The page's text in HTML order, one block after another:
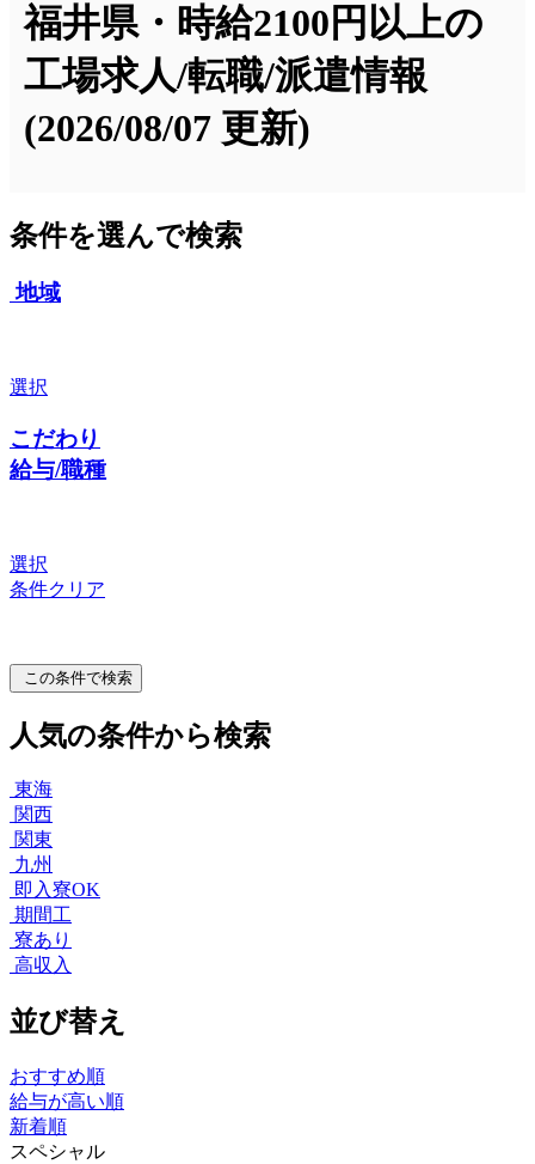
福井県・時給2100円以上の
工場求人/転職/派遣情報
(2026/08/07 更新)
条件を選んで検索
地域
選択
こだわり
給与/職種
選択
条件クリア
この条件で検索
人気の条件から検索
東海
関西
関東
九州
即入寮OK
期間工
寮あり
高収入
並び替え
おすすめ順
給与が高い順
新着順
スペシャル